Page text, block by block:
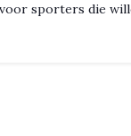
sporters die